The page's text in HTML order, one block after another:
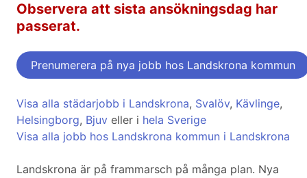
Observera att sista ansökningsdag har
passerat.
Prenumerera på nya jobb hos Landskrona kommun
Visa alla städarjobb i Landskrona, Svalöv, Kävlinge,
Helsingborg, Bjuv eller i hela Sverige
Visa alla jobb hos Landskrona kommun i Landskrona
Landskrona är på frammarsch på många plan. Nya